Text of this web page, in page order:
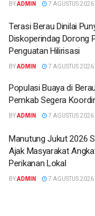
BYADMIN 7 AGUSTUS 2026
Terasi Berau Dinilai
Diskoperindag Dorong
Penguatan Hilirisasi
BYADMIN 7 AGUSTUS 2026
Populasi Buaya di
Pemkab Segera
BYADMIN 7 AGUSTUS 2026
Manutung Jukut 2026
Ajak Masyarakat
Perikanan Lokal
BYADMIN 7 AGUSTUS 2026